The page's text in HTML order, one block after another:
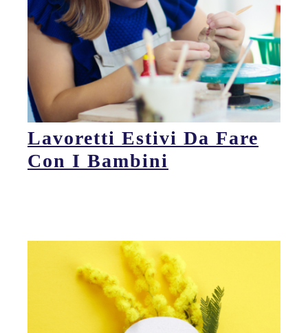
Lavoretti Estivi Da Fare
Con I Bambini